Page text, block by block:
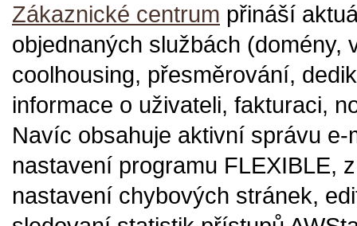
Zákaznické centrum přináší
objednaných službách (domény,
coolhousing, přesměrování,
informace o uživateli, fakturaci,
Navíc obsahuje aktivní správu
nastavení programu FLEXIBLE,
nastavení chybových stránek,